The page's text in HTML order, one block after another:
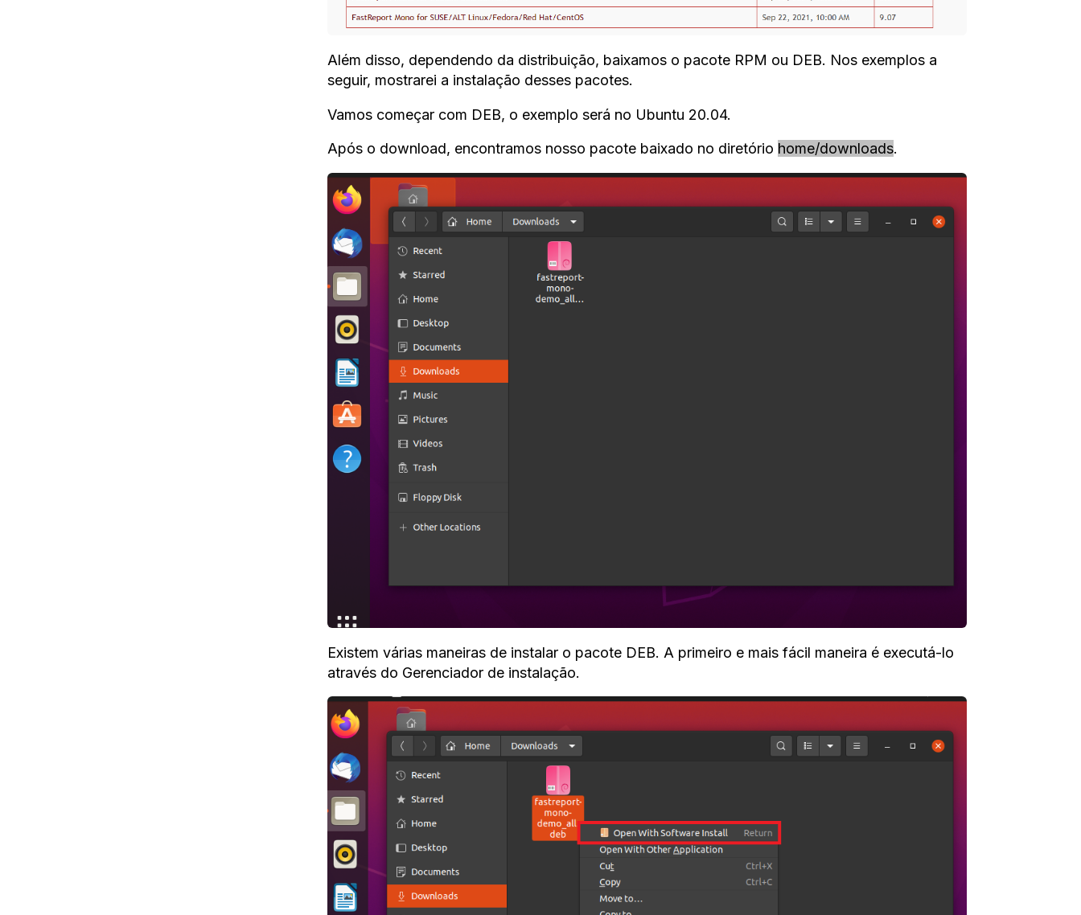
Além disso, dependendo da distribuição, baixamos o pacote RPM ou DEB. Nos exemplos a
seguir, mostrarei a instalação desses pacotes.
Vamos começar com DEB, o exemplo será no Ubuntu 20.04.
Após o download, encontramos nosso pacote baixado no diretório home/downloads.
Existem várias maneiras de instalar o pacote DEB. A primeiro e mais fácil maneira é executá-lo
através do Gerenciador de instalação.